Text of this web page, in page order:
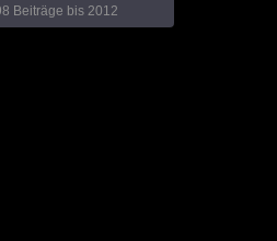
Beiträge bis 2012